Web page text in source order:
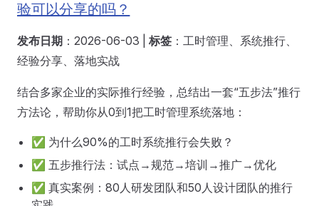
验可以分享的吗？
发布日期 ：2026-06-03 | 标签 ：工时管理、系统推行、
经验分享、落地实战
结合多家企业的实际推行经验，总结出一套“五步法”推行
方法论，帮助你从0到1把工时管理系统落地：
✅ 为什么90%的工时系统推行会失败？
✅ 五步推行法：试点→规范→培训→推广→优化
✅ 真实案例：80人研发团队和50人设计团队的推行